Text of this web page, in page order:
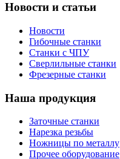
Новости и статьи
Новости
Гибочные станки
Станки с ЧПУ
Сверлильные станки
Фрезерные станки
Наша продукция
Заточные станки
Нарезка резьбы
Ножницы по металлу
Прочее оборудование